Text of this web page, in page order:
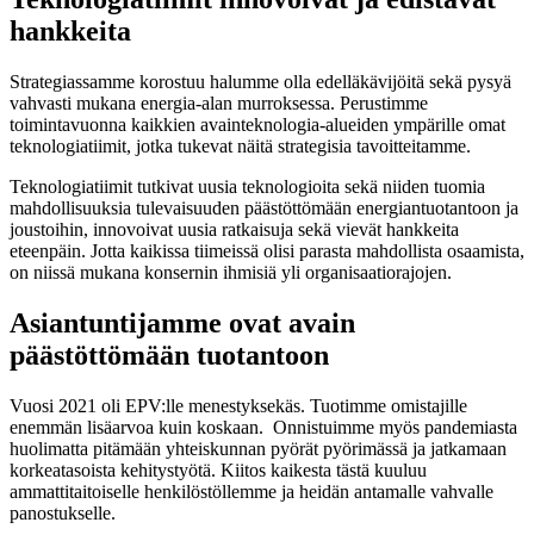
hankkeita
Strategiassamme korostuu halumme olla edelläkävijöitä sekä pysyä
vahvasti mukana energia-alan murroksessa. Perustimme
toimintavuonna kaikkien avainteknologia-alueiden ympärille omat
teknologiatiimit, jotka tukevat näitä strategisia tavoitteitamme.
Teknologiatiimit tutkivat uusia teknologioita sekä niiden tuomia
mahdollisuuksia tulevaisuuden päästöttömään energiantuotantoon ja
joustoihin, innovoivat uusia ratkaisuja sekä vievät hankkeita
eteenpäin. Jotta kaikissa tiimeissä olisi parasta mahdollista osaamista,
on niissä mukana konsernin ihmisiä yli organisaatiorajojen.
Asiantuntijamme ovat avain
päästöttömään tuotantoon
Vuosi 2021 oli EPV:lle menestyksekäs. Tuotimme omistajille
enemmän lisäarvoa kuin koskaan. Onnistuimme myös pandemiasta
huolimatta pitämään yhteiskunnan pyörät pyörimässä ja jatkamaan
korkeatasoista kehitystyötä. Kiitos kaikesta tästä kuuluu
ammattitaitoiselle henkilöstöllemme ja heidän antamalle vahvalle
panostukselle.